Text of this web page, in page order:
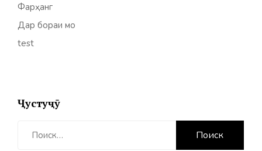
Фарҳанг
Дар бораи мо
test
Ҷустуҷӯ